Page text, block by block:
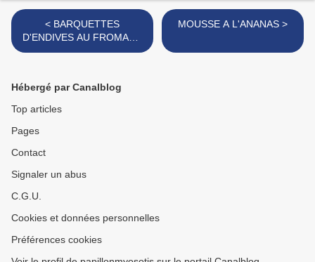
< BARQUETTES
D'ENDIVES AU FROMAGE
FRAIS/OLIVES ET AU
MOUSSE A L'ANANAS >
Hébergé par Canalblog
Top articles
Pages
Contact
Signaler un abus
C.G.U.
Cookies et données personnelles
Préférences cookies